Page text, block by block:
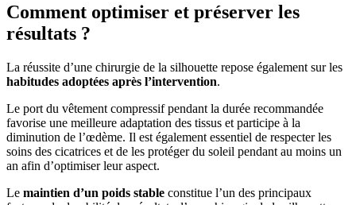
Comment optimiser et préserver les
résultats ?
La réussite d’une chirurgie de la silhouette repose également sur les
habitudes adoptées après l’intervention.
Le port du vêtement compressif pendant la durée recommandée
favorise une meilleure adaptation des tissus et participe à la
diminution de l’œdème. Il est également essentiel de respecter les
soins des cicatrices et de les protéger du soleil pendant au moins un
an afin d’optimiser leur aspect.
Le maintien d’un poids stable constitue l’un des principaux